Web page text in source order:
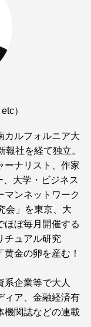
）
カルフォルニア大
社を経て独立。
ーナリスト、作家
大学・ビジネス
マンネットワーク
会」を東京、大
ほぼ毎月開催する
チュアル研究
金の卵を産む！
系企業等で大人
ィア、金融経済有
機関誌などの連載